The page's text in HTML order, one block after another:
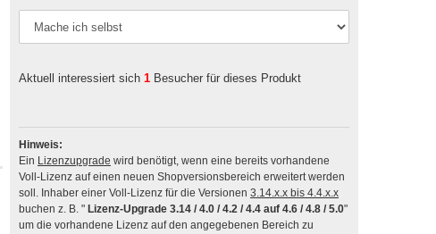
Aktuell interessiert sich 1 Besucher für dieses Produkt
Hinweis:
Ein Lizenzupgrade wird benötigt, wenn eine bereits vorhandene
Voll-Lizenz auf einen neuen Shopversionsbereich erweitert werden
soll. Inhaber einer Voll-Lizenz für die Versionen 3.14.x.x bis 4.4.x.x
buchen z. B. " Lizenz-Upgrade 3.14 / 4.0 / 4.2 / 4.4 auf 4.6 / 4.8 / 5.0"
um die vorhandene Lizenz auf den angegebenen Bereich zu